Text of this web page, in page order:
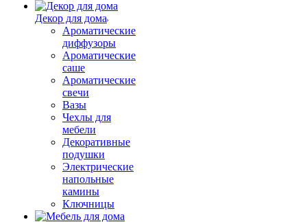
Декор для дома
Ароматические
диффузоры
Ароматические
саше
Ароматические
свечи
Вазы
Чехлы для
мебели
Декоративные
подушки
Электрические
напольные
камины
Ключницы